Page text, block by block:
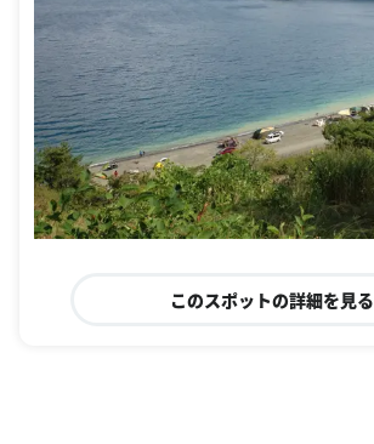
このスポットの詳細を見る